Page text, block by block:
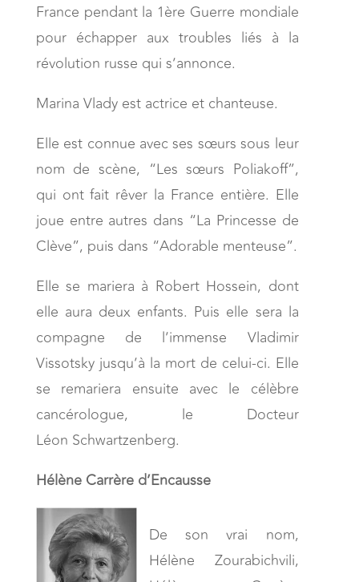
France pendant la 1ère Guerre mondiale
pour échapper aux troubles liés à la
révolution russe qui s’annonce.
Marina Vlady est actrice et chanteuse.
Elle est connue avec ses sœurs sous leur
nom de scène, “Les sœurs Poliakoff”,
qui ont fait rêver la France entière. Elle
joue entre autres dans “La Princesse de
Clève”, puis dans “Adorable menteuse”.
Elle se mariera à Robert Hossein, dont
elle aura deux enfants. Puis elle sera la
compagne de l’immense Vladimir
Vissotsky jusqu’à la mort de celui-ci. Elle
se remariera ensuite avec le célèbre
cancérologue, le Docteur
Léon Schwartzenberg.
Hélène Carrère d’Encausse
De son vrai nom,
Hélène Zourabichvili,